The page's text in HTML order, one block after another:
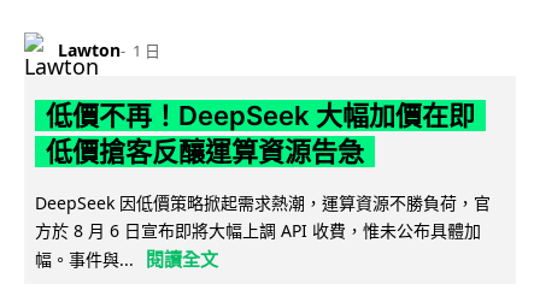
Lawton 1 日
低價不再！DeepSeek 大幅加價在即
低價搶客反釀運算資源告急
DeepSeek 因低價策略掀起需求熱潮，運算資源不勝負荷，官
方於 8 月 6 日宣布即將大幅上調 API 收費，惟未公布具體加
幅。事件與...
閱讀全文